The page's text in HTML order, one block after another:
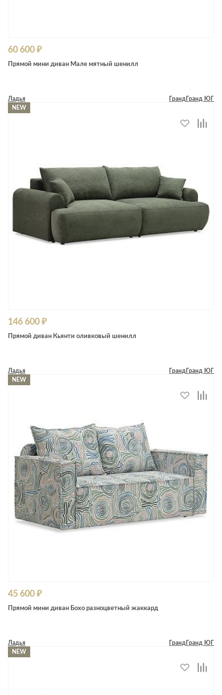
60 600 ₽
Прямой мини диван Мале мятный шенилл
Ладья Гранд Гранд ЮГ
NEW
146 600 ₽
Прямой диван Кьянти оливковый шенилл
Ладья Гранд Гранд ЮГ
NEW
45 600 ₽
Прямой мини диван Бохо разноцветный жаккард
Ладья Гранд Гранд ЮГ
NEW